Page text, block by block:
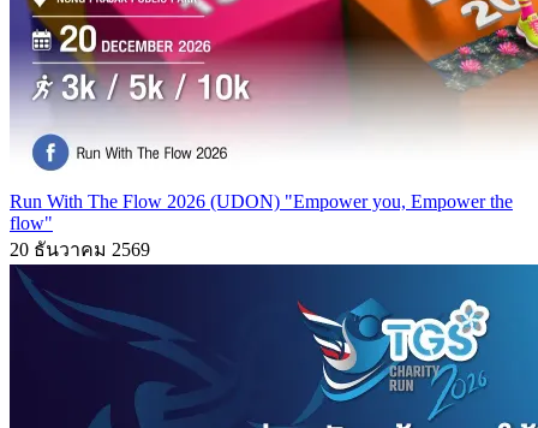
Run With The Flow 2026 (UDON) "Empower you, Empower the
flow"
20 ธันวาคม 2569